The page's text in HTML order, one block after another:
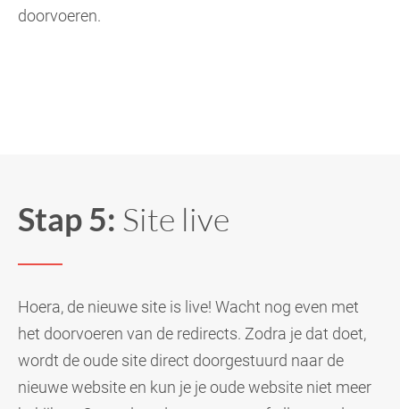
doorvoeren.
Stap 5: Site live
Hoera, de nieuwe site is live! Wacht nog even met
het doorvoeren van de redirects. Zodra je dat doet,
wordt de oude site direct doorgestuurd naar de
nieuwe website en kun je je oude website niet meer